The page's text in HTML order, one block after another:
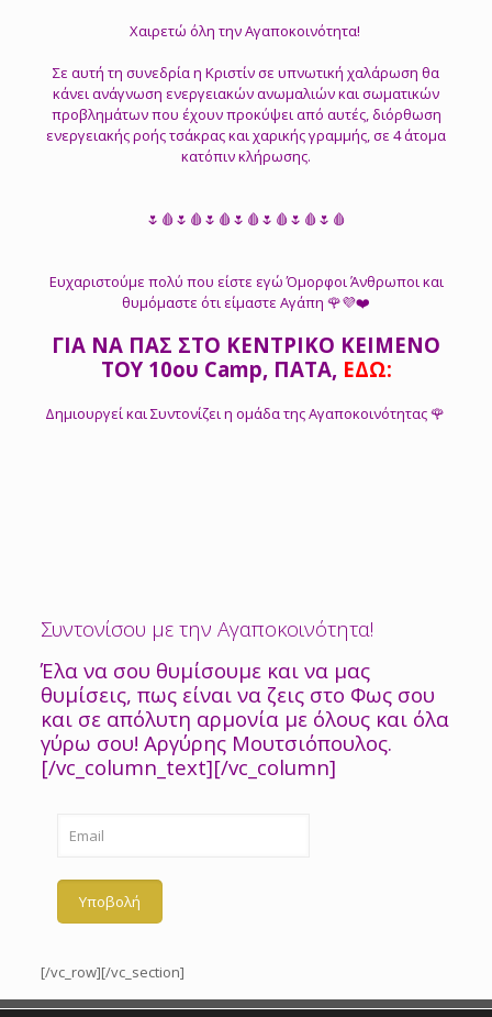
Χαιρετώ όλη την Αγαποκοινότητα!
Σε αυτή τη συνεδρία η Κριστίν σε υπνωτική χαλάρωση θα
κάνει ανάγνωση ενεργειακών ανωμαλιών και σωματικών
προβλημάτων που έχουν προκύψει από αυτές, διόρθωση
ενεργειακής ροής τσάκρας και χαρικής γραμμής, σε 4 άτομα
κατόπιν κλήρωσης.
🌷🩸🌷🩸🌷🩸🌷🩸🌷🩸🌷🩸🌷🩸
Ευχαριστούμε πολύ που είστε εγώ Όμορφοι Άνθρωποι και
θυμόμαστε ότι είμαστε Αγάπη 🌹💜❤️
ΓΙΑ ΝΑ ΠΑΣ ΣΤΟ ΚΕΝΤΡΙΚΟ ΚΕΙΜΕΝΟ
ΤΟΥ 10ου Camp, ΠΑΤΑ, ΕΔΩ:
Δημιουργεί και Συντονίζει η ομάδα της Αγαποκοινότητας 🌹
Συντονίσου με την Αγαποκοινότητα!
Έλα να σου θυμίσουμε και να μας
θυμίσεις, πως είναι να ζεις στο Φως σου
και σε απόλυτη αρμονία με όλους και όλα
γύρω σου! Αργύρης Μουτσιόπουλος.
[/vc_column_text][/vc_column]
[/vc_row][/vc_section]